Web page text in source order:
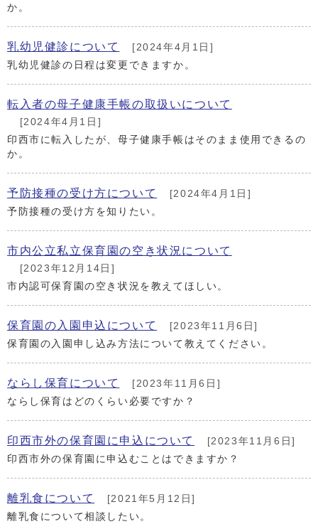
か。
乳幼児健診について
[2024年4月1日]
乳幼児健診の日程は変更できますか。
転入者の母子健康手帳の取扱いについて
[2024年4月1日]
印西市に転入したが、母子健康手帳はそのまま使用できるの
か。
予防接種の受け方について
[2024年4月1日]
予防接種の受け方を知りたい。
市内公立私立保育園の空き状況について
[2023年12月14日]
市内認可保育園の空き状況を教えてほしい。
保育園の入園申込について
[2023年11月6日]
保育園の入園申し込み方法について教えてください。
ならし保育について
[2023年11月6日]
ならし保育はどのくらい必要ですか？
印西市外の保育園に申込について
[2023年11月6日]
印西市外の保育園に申込むことはできますか？
離乳食について
[2021年5月12日]
離乳食について相談したい。